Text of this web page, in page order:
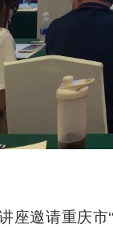
座邀请重庆市